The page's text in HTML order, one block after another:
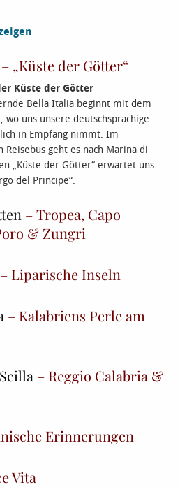
– „Küste der Götter“
Küste der Götter
Bella Italia beginnt mit dem
wo uns unsere deutschsprachige
in Empfang nimmt. Im
geht es nach Marina di
„Küste der Götter“ erwartet uns
del Principe“.
– Tropea, Capo
& Zungri
– Liparische Inseln
– Kalabriens Perle am
– Reggio Calabria &
Erinnerungen
Vita